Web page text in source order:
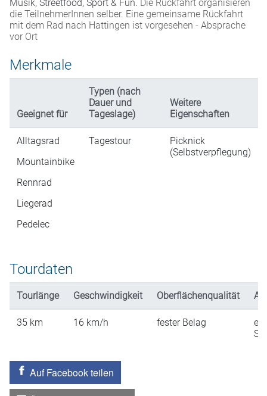
Musik, Streetfood, Sport & Fun. Die Rückfahrt organisieren
die TeilnehmerInnen selber. Eine gemeinsame Rückfahrt
mit dem Rad nach Hattingen ist vorgesehen - Absprache
vor Ort
Merkmale
Geeignet für
Typen (nach
Dauer und
Tageslage)
Weitere
Eigenschaften
Alltagsrad
Mountainbike
Rennrad
Liegerad
Pedelec
Tagestour
Picknick
(Selbstverpflegung)
Tourdaten
Tourlänge Geschwindigkeit Oberflächenqualität
35 km 16 km/h fester Belag
Auf Facebook teilen